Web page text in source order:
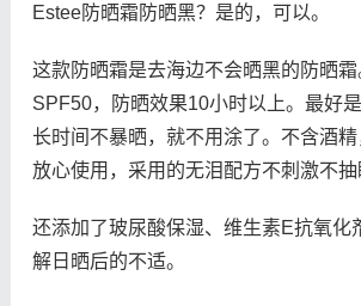
Estee防晒霜防晒黑？是的，可以。
这款防晒霜是去海边不会晒黑的防晒霜
SPF50，防晒效果10小时以上。最好
长时间不暴晒，就不用涂了。不含酒
放心使用，采用的无泪配方不刺激不抽
还添加了玻尿酸保湿、维生素E抗氧化
解日晒后的不适。